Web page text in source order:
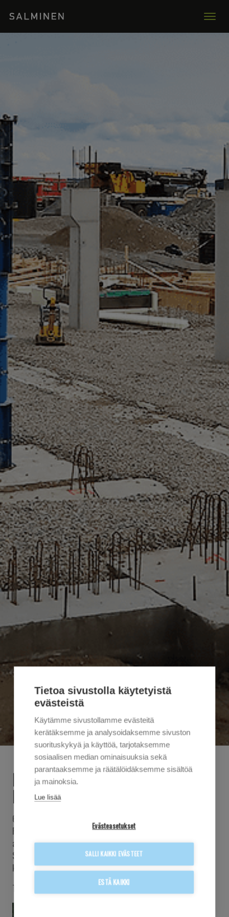
KUOPION SOKEAINKOULUN ALUEEN
KEHITTÄMINEN ALKAA
6.9.2024
Rakennustyö Salmisen emoyhtiö Stockpos Oy on tänään
allekirjoittanut kauppakirjat Kuopion kaupungin kanssa
Sokeainkoulun alueen viidestä kiinteistöstä. Kiinteistöjen
kehittäminen alkaa jo tänä syksynä.
Tiedotamme pian lisää kuulumisiamme hankkeiden edetessä!
Tietoa sivustolla käytetyistä
evästeistä
Käytämme sivustollamme evästeitä
kerätäksemme ja analysoidaksemme sivuston
suorituskykyä ja käyttöä, tarjotaksemme
sosiaalisen median ominaisuuksia sekä
parantaaksemme ja räätälöidäksemme sisältöä
ja mainoksia.
Lue lisää
Evästeasetukset
SALLI KAIKKI EVÄSTEET
ESTÄ KAIKKI